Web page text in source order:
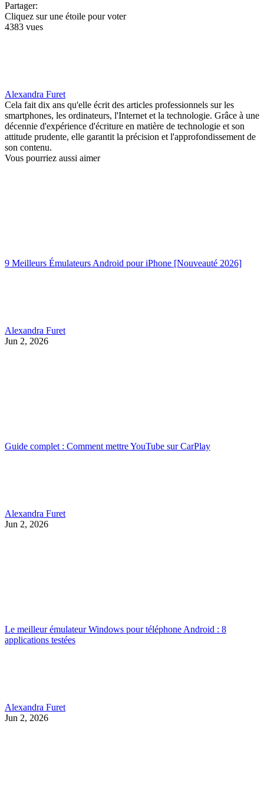
Partager:
Cliquez sur une étoile pour voter
4383 vues
Alexandra Furet
Cela fait dix ans qu'elle écrit des articles professionnels sur les
smartphones, les ordinateurs, l'Internet et la technologie. Grâce à une
décennie d'expérience d'écriture en matière de technologie et son
attitude prudente, elle garantit la précision et l'approfondissement de
son contenu.
Vous pourriez aussi aimer
9 Meilleurs Émulateurs Android pour iPhone [Nouveauté 2026]
Alexandra Furet
Jun 2, 2026
Guide complet : Comment mettre YouTube sur CarPlay
Alexandra Furet
Jun 2, 2026
Le meilleur émulateur Windows pour téléphone Android : 8
applications testées
Alexandra Furet
Jun 2, 2026